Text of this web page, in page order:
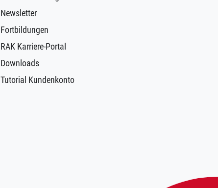
Newsletter
Fortbildungen
RAK Karriere-Portal
Downloads
Tutorial Kundenkonto